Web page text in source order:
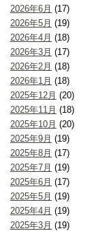
2026年6月 (17)
2026年5月 (19)
2026年4月 (18)
2026年3月 (17)
2026年2月 (18)
2026年1月 (18)
2025年12月 (20)
2025年11月 (18)
2025年10月 (20)
2025年9月 (19)
2025年8月 (17)
2025年7月 (19)
2025年6月 (17)
2025年5月 (19)
2025年4月 (19)
2025年3月 (19)